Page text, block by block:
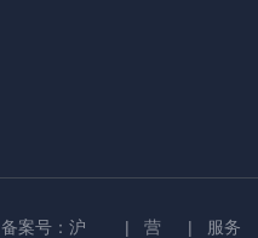
备案号：沪
|
营
|
服务